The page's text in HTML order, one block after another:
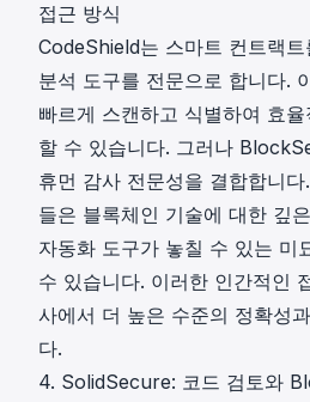
접근 방식
CodeShield는 스마트 컨트랙
분석 도구를 전문으로 합니다.
빠르게 스캔하고 식별하여 효
할 수 있습니다. 그러나
휴먼 감사 전문성을 결합합니
들은 블록체인 기술에 대한 깊
자동화 도구가 놓칠 수 있는 미
수 있습니다. 이러한 인간적인
사에서 더 높은 수준의 정확성
다.
4. SolidSecure: 코드 검토와